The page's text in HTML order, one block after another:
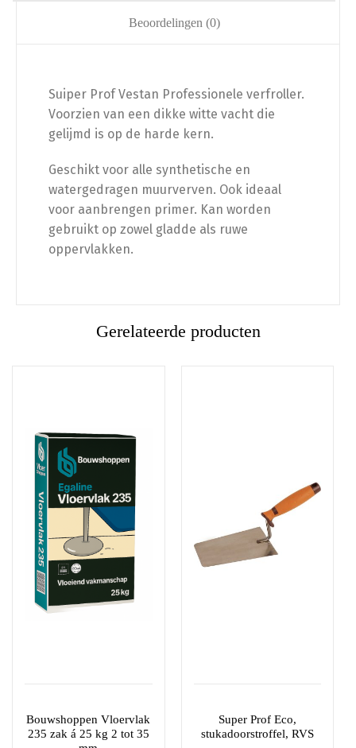
Beoordelingen (0)
Suiper Prof Vestan Professionele verfroller.
Voorzien van een dikke witte vacht die
gelijmd is op de harde kern.
Geschikt voor alle synthetische en
watergedragen muurverven. Ook ideaal
voor aanbrengen primer. Kan worden
gebruikt op zowel gladde als ruwe
oppervlakken.
Gerelateerde producten
meerdere
variaties.
Deze
optie
kan
gekozen
worden
op
de
productpagina
Bouwshoppen Vloervlak
235 zak á 25 kg 2 tot 35
gekozen
worden
Super Prof Eco,
stukadoorstroffel, RVS